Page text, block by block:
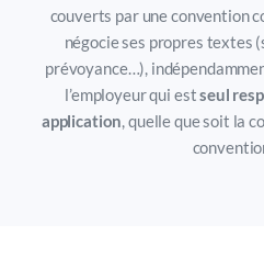
couverts par une convention
négocie ses propres textes
prévoyance…),
l’employeur qui estseul
application , quelle que soit la